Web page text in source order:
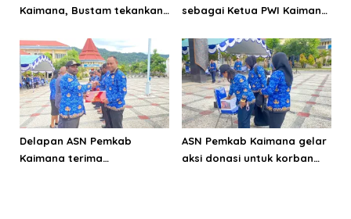
Kaimana, Bustam tekankan
dan perilaku
sebagai Ketua PWI Kaimana
Delapan ASN Pemkab
Kaimana terima
ASN Pemkab Kaimana gelar
aksi donasi untuk korban